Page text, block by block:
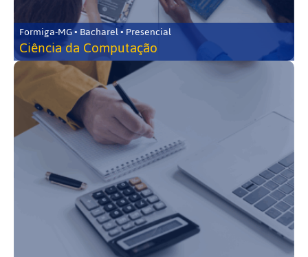
Formiga-MG • Bacharel • Presencial
Ciência da Computação